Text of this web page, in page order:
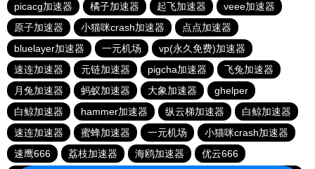
picacg加速器
橘子加速器 起飞加速器
veee加速器
原子加速器
小猫咪crash加速器
点点加速器
bluelayer加速器
一元机场
vp(永久免费)加速器
速连加速器
元链加速器 pigcha加速器
飞兔加速器
月兔加速器
蚂蚁加速器 大象加速器
ghelper
白鲸加速器
hammer加速器 纵云梯加速器
白鲸加速器
速连加速器
蜜蜂加速器 一元机场
小猫咪crash加速器
速鹰666
荔枝加速器 海鸥加速器 优云666